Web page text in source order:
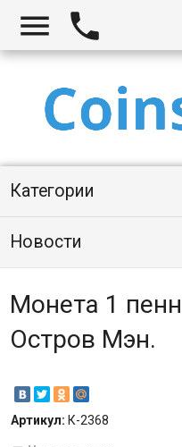
 
Категории
Новости
Монета 1
Остров Мэн.
Артикул: К-2368